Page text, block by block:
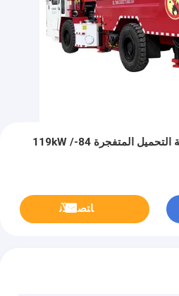
UK-6YG ناقل الوقود شاحنة التحميل المتفجرة 84-119kW /
ﺎﺘﺼﻟ ﺍﻶﻧ